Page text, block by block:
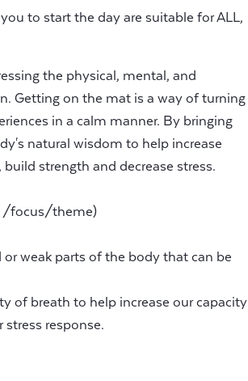
to start the day are suitable for ALL,
the physical, mental, and
Getting on the mat is a way of turning
in a calm manner. By bringing
natural wisdom to help increase
strength and decrease stress.
/focus/theme)
weak parts of the body that can be
of breath to help increase our capacity
stress response.